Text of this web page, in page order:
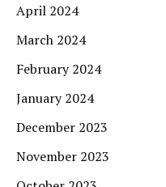
April 2024
March 2024
February 2024
January 2024
December 2023
November 2023